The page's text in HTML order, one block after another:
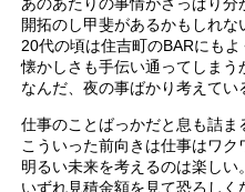
開拓のし甲斐があるかもしれな
20代の頃は住吉町のBARにもよ
懐かしさも手伝い通ってしまう
なんだ、夜の事ばかり考えてい
仕事のことばっかだと息も詰ま
こういった前向きは仕事はワク
明るい未来を考えるのは楽しい。
いずれ見積金額を見て恐ろしく